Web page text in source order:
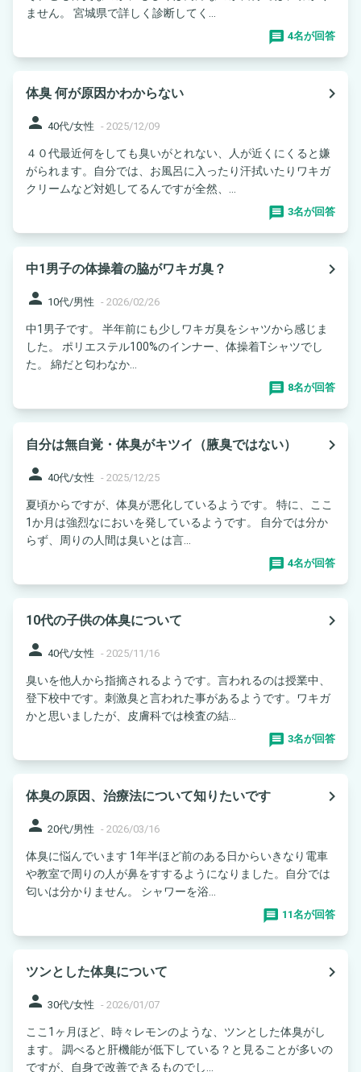
ません。 宮城県で詳しく診断してく...
4名が回答
体臭 何が原因かわからない
navigate_next
person 40代/女性 - 2025/12/09
４０代最近何をしても臭いがとれない、人が近くにくると嫌
がられます。自分では、お風呂に入ったり汗拭いたりワキガ
クリームなど対処してるんですが全然、...
3名が回答
中1男子の体操着の脇がワキガ臭？
navigate_next
person 10代/男性 - 2026/02/26
中1男子です。 半年前にも少しワキガ臭をシャツから感じま
した。 ポリエステル100%のインナー、体操着Tシャツでし
た。 綿だと匂わなか...
8名が回答
自分は無自覚・体臭がキツイ（腋臭ではない）
navigate_next
person 40代/女性 - 2025/12/25
夏頃からですが、体臭が悪化しているようです。 特に、ここ
1か月は強烈なにおいを発しているようです。 自分では分か
らず、周りの人間は臭いとは言...
4名が回答
10代の子供の体臭について
navigate_next
person 40代/女性 - 2025/11/16
臭いを他人から指摘されるようです。言われるのは授業中、
登下校中です。刺激臭と言われた事があるようです。ワキガ
かと思いましたが、皮膚科では検査の結...
3名が回答
体臭の原因、治療法について知りたいです
navigate_next
person 20代/男性 - 2026/03/16
体臭に悩んでいます 1年半ほど前のある日からいきなり電車
や教室で周りの人が鼻をすするようになりました。自分では
匂いは分かりません。 シャワーを浴...
11名が回答
ツンとした体臭について
navigate_next
person 30代/女性 - 2026/01/07
ここ1ヶ月ほど、時々レモンのような、ツンとした体臭がし
ます。 調べると肝機能が低下している？と見ることが多いの
ですが、自身で改善できるものでし...